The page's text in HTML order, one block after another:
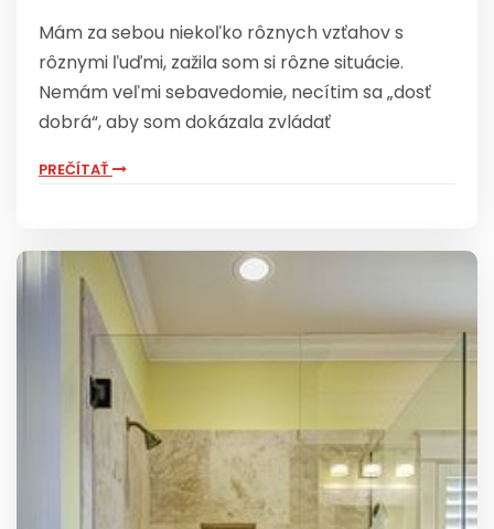
Mám za sebou niekoľko rôznych vzťahov s
rôznymi ľuďmi, zažila som si rôzne situácie.
Nemám veľmi sebavedomie, necítim sa „dosť
dobrá“, aby som dokázala zvládať
PREČÍTAŤ